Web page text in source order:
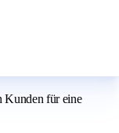
Kunden für eine